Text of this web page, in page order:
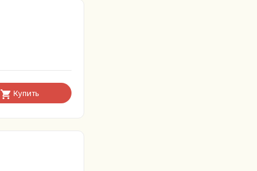
Купить